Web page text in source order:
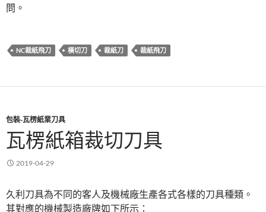
問。
NC裁紙飛刀 橫切刀 裁紙刀 裁紙飛刀
包裝-瓦楞紙業刀具
瓦楞紙箱裁切刀具
2019-04-29
久利刀具為不同的客人及機械廠生產各式各樣的刀具種類。
其對應的機械製造廠牌如下所示：